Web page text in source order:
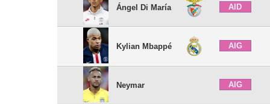
Ángel Di María AID
Kylian Mbappé AIG
Neymar AIG